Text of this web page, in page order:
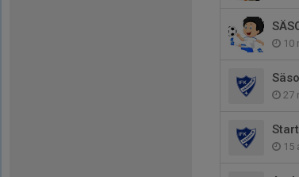
10
27
15